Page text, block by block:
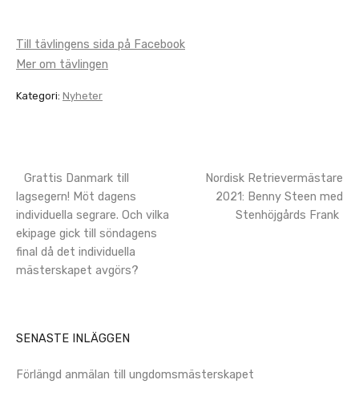
Till tävlingens sida på Facebook
Mer om tävlingen
Kategori: Nyheter
Post
navigation
Grattis Danmark till
lagsegern! Möt dagens
individuella segrare. Och vilka
ekipage gick till söndagens
final då det individuella
mästerskapet avgörs?
Nordisk Retrievermästare
2021: Benny Steen med
Stenhöjgårds Frank
SENASTE INLÄGGEN
Förlängd anmälan till ungdomsmästerskapet